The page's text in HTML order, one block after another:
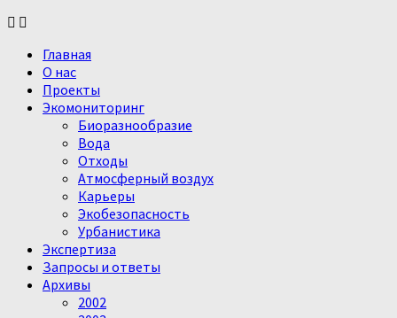
Главная
О нас
Проекты
Экомониторинг
Биоразнообразие
Вода
Отходы
Атмосферный воздух
Карьеры
Экобезопасность
Урбанистика
Экспертиза
Запросы и ответы
Архивы
2002